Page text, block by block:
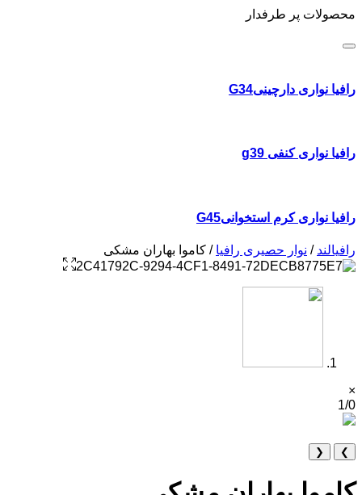
محصولات پر طرفدار
رافیا نواری دارچینیG34
رافیا نواری کنفی g39
رافیا نواری کرم استخوانیG45
رافیالند / نوار حصیری رافیا / کاموا بهاران مشکی
×
1/0
❯
❮